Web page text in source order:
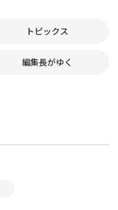
トピックス
編集長がゆく